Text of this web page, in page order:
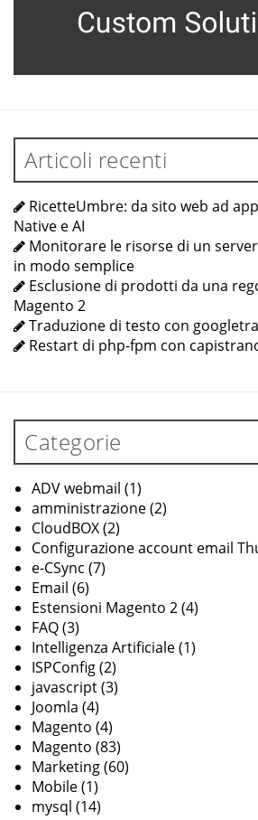
e/Cms/Hel
o
https://far
maciaabu
onmercat
o.com
svuotare
la cache di
Magento
tramite
l’apposita
funzionalit
updates
Articoli recenti
RicetteUmbre: da sito web ad
Native e AI
Monitorare le risorse di un
in modo semplice
Esclusione di prodotti da una
Magento 2
Traduzione di testo con
Restart di php-fpm con
Categorie
ADV webmail (1)
amministrazione(2)
CloudBOX(2)
Configurazione account email
e-CSync (7)
Email (6)
Estensioni Magento 2(4)
FAQ(3)
Intelligenza Artificiale(1)
ISPConfig(2)
javascript(3)
Joomla (4)
Magento (4)
Magento (83)
Marketing(60)
Mobile(1)
mysql (14)